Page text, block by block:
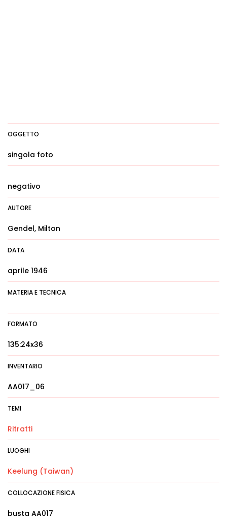
OGGETTO
singola foto
negativo
AUTORE
Gendel, Milton
DATA
aprile 1946
MATERIA E TECNICA
FORMATO
135:24x36
INVENTARIO
AA017_06
TEMI
Ritratti
LUOGHI
Keelung (Taiwan)
COLLOCAZIONE FISICA
busta AA017